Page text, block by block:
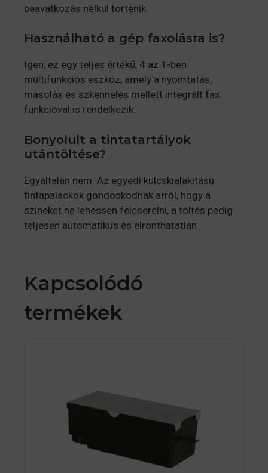
beavatkozás nélkül történik.
Használható a gép faxolásra is?
Igen, ez egy teljes értékű, 4 az 1-ben
multifunkciós eszköz, amely a nyomtatás,
másolás és szkennelés mellett integrált fax
funkcióval is rendelkezik.
Bonyolult a tintatartályok
utántöltése?
Egyáltalán nem. Az egyedi kulcskialakítású
tintapalackok gondoskodnak arról, hogy a
színeket ne lehessen felcserélni, a töltés pedig
teljesen automatikus és elronthatatlan.
Kapcsolódó
termékek